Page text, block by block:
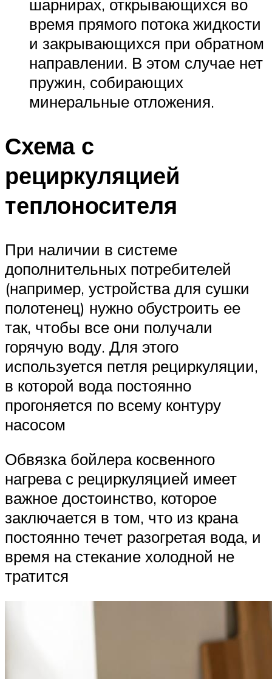
шарнирах, открывающихся во
время прямого потока жидкости
и закрывающихся при обратном
направлении. В этом случае нет
пружин, собирающих
минеральные отложения.
Схема с
рециркуляцией
теплоносителя
При наличии в системе
дополнительных потребителей
(например, устройства для сушки
полотенец) нужно обустроить ее
так, чтобы все они получали
горячую воду. Для этого
используется петля рециркуляции,
в которой вода постоянно
прогоняется по всему контуру
насосом
Обвязка бойлера косвенного
нагрева с рециркуляцией имеет
важное достоинство, которое
заключается в том, что из крана
постоянно течет разогретая вода, и
время на стекание холодной не
тратится